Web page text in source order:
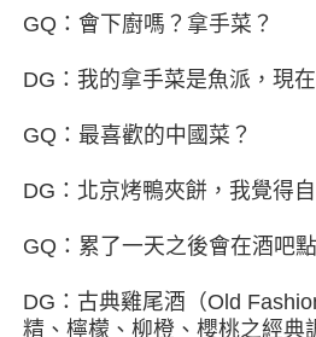
GQ：會下廚嗎？拿手菜？
DG：我的拿手菜是魚派，現
GQ：最喜歡的中國菜？
DG：北京烤鴨夾餅，我覺得
GQ：累了一天之後會在酒吧
DG：古典雞尾酒（Old
精、檸檬、柳橙、櫻桃之經典